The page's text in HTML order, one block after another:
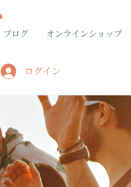
ブログ オンラインショップ
ログイン